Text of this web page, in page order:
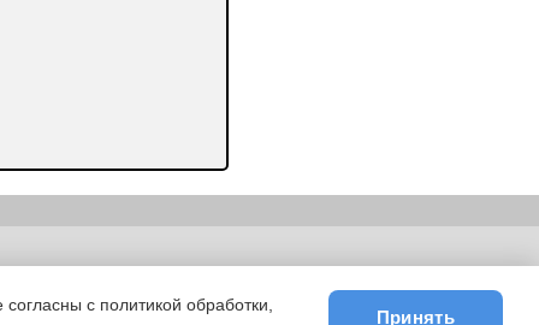
|E-mail
с политикой обработки,
Принять